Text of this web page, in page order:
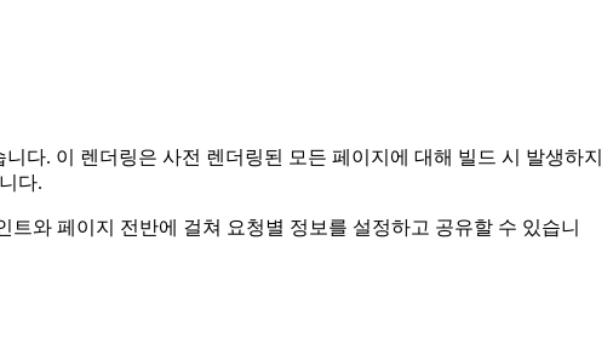
다. 이 렌더링은 사전 렌더링된 모든 페이지에 대해 빌드 시 발생하지
다.
트와 페이지 전반에 걸쳐 요청별 정보를 설정하고 공유할 수 있습니